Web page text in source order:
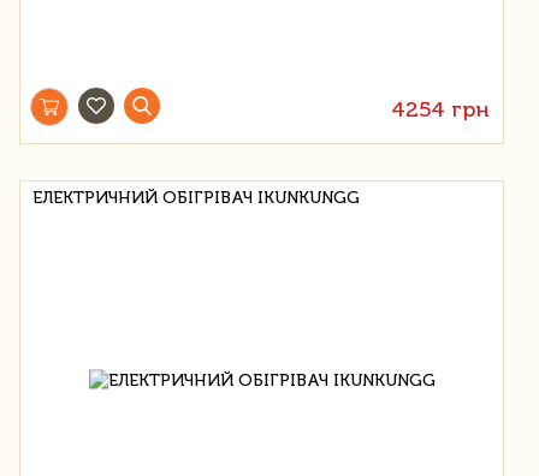
4254 грн
ЕЛЕКТРИЧНИЙ ОБІГРІВАЧ IKUNKUNGG